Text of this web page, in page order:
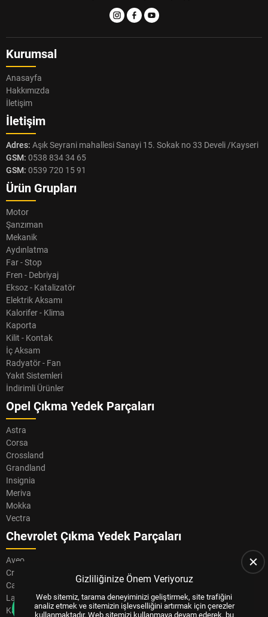
Kurumsal
Anasayfa
Hakkımızda
İletişim
İletişim
Adres: Aşık Seyrani mahallesi Sanayi 15. Sokak no 33 Develi /Kayseri
GSM: 0538 834 34 65
GSM: 0539 720 15 91
Ürün Grupları
Motor
Şanzıman
Mekanik
Aydınlatma
Far - Stop
Fren - Debriyaj
Eksoz - Katalizatör
Elektrik Aksamı
Kalorifer - Klima
Kaporta
Kilit - Kontak
İç Aksam
Radyatör - Fan
Yakıt Sistemleri
İndirimli Ürünler
Opel Çıkma Yedek Parçaları
Astra
Corsa
Crossland
Grandland
Insignia
Meriva
Mokka
Vectra
Chevrolet Çıkma Yedek Parçaları
Aveo
Cruze
Captiva
Lacetti
Kalos
Gizliliğinize Önem Veriyoruz
Web sitemiz, tarama deneyiminizi geliştirmek, site trafiğini
analiz etmek ve sitemizin işlevselliğini artırmak için çerezler
kullanmaktadır. Web sitemizi kullanmaya devam ederek, bu